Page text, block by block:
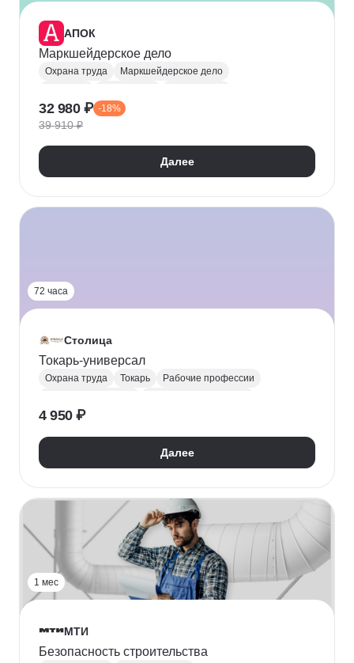
АПОК
Маркшейдерское дело
Охрана труда
Маркшейдерское дело
Промышленная безопасность
32 980 ₽ -18%
39 910 ₽
Далее
72 часа
Столица
Токарь-универсал
Охрана труда Токарь
Рабочие профессии
4 950 ₽
Далее
1 мес
МТИ
Безопасность строительства